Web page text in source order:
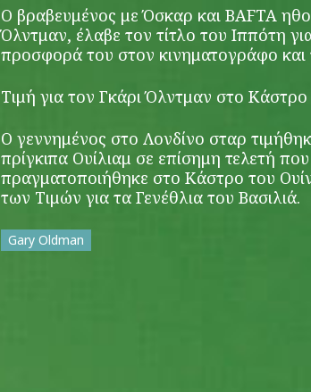
Ο βραβευμένος με Όσκαρ και BAFTA
Όλντμαν, έλαβε τον τίτλο του Ιππότη
προσφορά του στον κινηματογράφο και
Τιμή για τον Γκάρι Όλντμαν στο
Ο γεννημένος στο Λονδίνο σταρ
πρίγκιπα Ουίλιαμ σε επίσημη τελετή που
πραγματοποιήθηκε στο Κάστρο του
των Τιμών για τα Γενέθλια του Βασιλιά.
Gary Oldman